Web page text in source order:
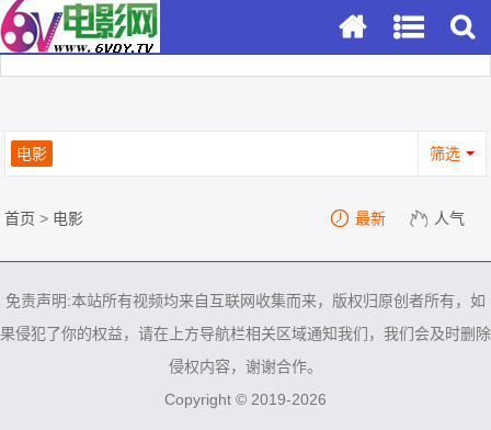
电影 筛选
首页 > 电影 最新 人气
免责声明:本站所有视频均来自互联网收集而来，版权归原创者所有，如
果侵犯了你的权益，请在上方导航栏相关区域通知我们，我们会及时删除
侵权内容，谢谢合作。
Copyright © 2019-2026